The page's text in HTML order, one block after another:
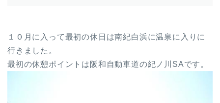
１０月に入って最初の休日は南紀白浜に温泉に入りに
行きました。
最初の休憩ポイントは阪和自動車道の紀ノ川SAです。